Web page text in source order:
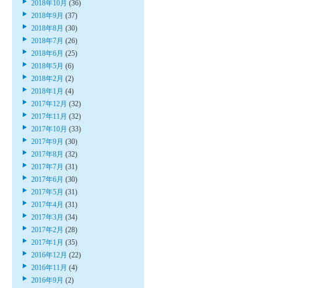
2018年10月 (36)
2018年9月 (37)
2018年8月 (30)
2018年7月 (26)
2018年6月 (25)
2018年5月 (6)
2018年2月 (2)
2018年1月 (4)
2017年12月 (32)
2017年11月 (32)
2017年10月 (33)
2017年9月 (30)
2017年8月 (32)
2017年7月 (31)
2017年6月 (30)
2017年5月 (31)
2017年4月 (31)
2017年3月 (34)
2017年2月 (28)
2017年1月 (35)
2016年12月 (22)
2016年11月 (4)
2016年9月 (2)